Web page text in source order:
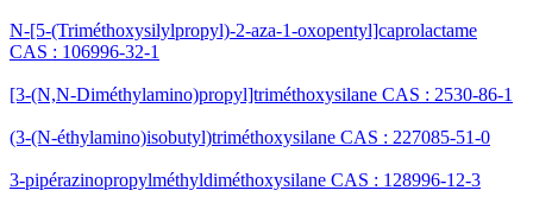
N-[5-(Triméthoxysilylpropyl)-2-aza-1-oxopentyl]caprolactame
CAS : 106996-32-1
[3-(N,N-Diméthylamino)propyl]triméthoxysilane CAS : 2530-86-1
(3-(N-éthylamino)isobutyl)triméthoxysilane CAS : 227085-51-0
3-pipérazinopropylméthyldiméthoxysilane CAS : 128996-12-3